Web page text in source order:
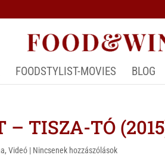
FOODSTYLIST-MOVIES BLOG
– TISZA-TÓ
,Videó | Nincsenek hozzászólások